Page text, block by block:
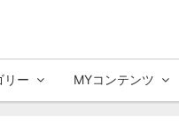
リー MYコンテンツ